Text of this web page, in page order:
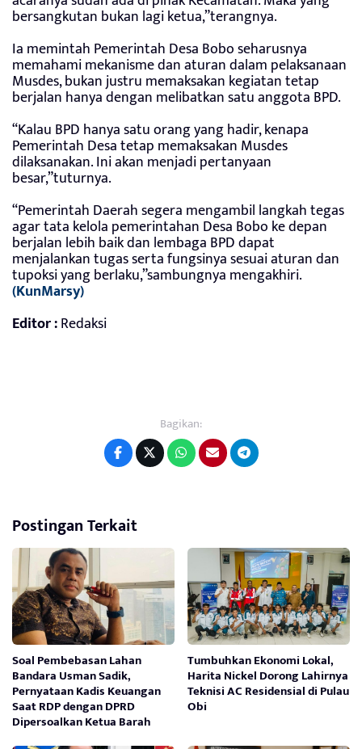
bersangkutan bukan lagi ketua,”terangnya.
Ia memintah Pemerintah Desa Bobo seharusnya
memahami mekanisme dan aturan dalam pelaksanaan
Musdes, bukan justru memaksakan kegiatan tetap
berjalan hanya dengan melibatkan satu anggota BPD.
“Kalau BPD hanya satu orang yang hadir, kenapa
Pemerintah Desa tetap memaksakan Musdes
dilaksanakan. Ini akan menjadi pertanyaan
besar,”tuturnya.
“Pemerintah Daerah segera mengambil langkah tegas
agar tata kelola pemerintahan Desa Bobo ke depan
berjalan lebih baik dan lembaga BPD dapat
menjalankan tugas serta fungsinya sesuai aturan dan
tupoksi yang berlaku,”sambungnya mengakhiri.
(KunMarsy)
Editor :Redaksi
Bagikan:
Postingan Terkait
Soal Pembebasan Lahan
Bandara Usman Sadik,
Pernyataan Kadis Keuangan
Saat RDP dengan DPRD
Dipersoalkan Ketua Barah
Tumbuhkan Ekonomi Lokal,
Harita Nickel Dorong Lahirnya
Teknisi AC Residensial di Pulau
Obi